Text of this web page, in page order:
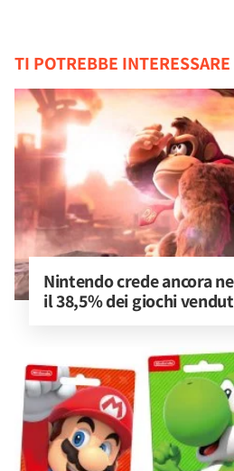
TI POTREBBE INTERESSARE
Nintendo crede ancora
il 38,5% dei giochi